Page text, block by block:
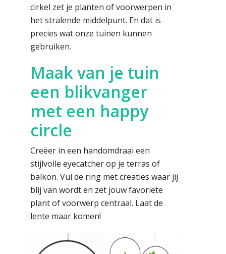
cirkel zet je planten of voorwerpen in
het stralende middelpunt. En dat is
precies wat onze tuinen kunnen
gebruiken.
Maak van je tuin
een blikvanger
met een happy
circle
Creëer in een handomdraai een
stijlvolle eyecatcher op je terras of
balkon. Vul de ring met creaties waar jij
blij van wordt en zet jouw favoriete
plant of voorwerp centraal. Laat de
lente maar komen!